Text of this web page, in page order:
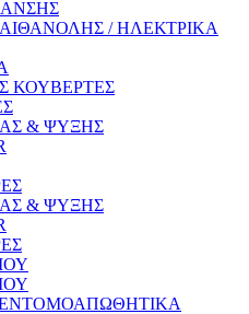
/ ΗΛΕΚΤΡΙΚΑ
ΚΟΥΒΕΡΤΕΣ
& ΨΥΞΗΣ
& ΨΥΞΗΣ
ΕΝΤΟΜΟΑΠΩΘΗΤΙΚΑ